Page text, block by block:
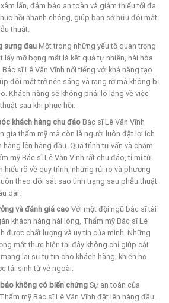
lấn, đảm bảo an toàn và giảm thiểu tối đa
hồi nhanh chóng, giúp bạn sở hữu đôi mắt
thuật.
sưng đauMột trong những yếu tố quan trọng
lấy mỡ bọng mắt là kết quả tự nhiên, hài hòa
sĩ Lê Văn Vĩnh nổi tiếng với khả năng tạo
đôi mắt trở nên sáng và rạng rỡ mà không bị
Khách hàng sẽ không phải lo lắng về việc
sau khi phục hồi.
khách hàng chu đáoBác sĩ Lê Văn Vĩnh
gia thẩm mỹ mà còn là người luôn đặt lợi ích
lên hàng đầu. Quá trình tư vấn và chăm
mỹ Bác sĩ Lê Văn Vĩnh rất chu đáo, tỉ mỉ từ
hiểu rõ về quy trình, những rủi ro và phương
theo dõi sát sao tình trạng sau phẫu thuật
dài.
và đánh giá caoVới một đội ngũ bác sĩ tài
khách hàng hài lòng, Thẩm mỹ Bác sĩ Lê
được chất lượng và uy tín của mình. Những
mắt thực hiện tại đây không chỉ giúp cải
lại sự tự tin cho khách hàng, khiến họ
tái sinh từ vẻ ngoài.
không có biến chứngSự an toàn của
mỹ Bác sĩ Lê Văn Vĩnh đặt lên hàng đầu.